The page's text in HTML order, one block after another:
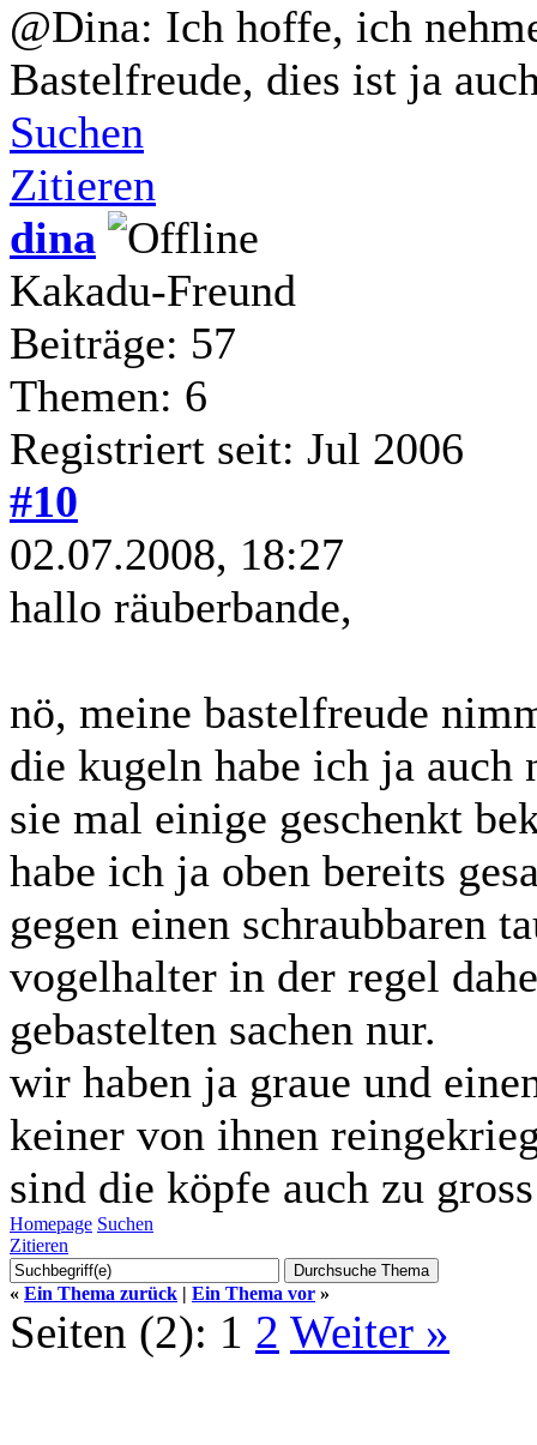
@Dina: Ich hoffe, ich
Bastelfreude, dies ist ja
Suchen
Zitieren
dina
Kakadu-Freund
Beiträge: 57
Themen: 6
Registriert seit: Jul 2006
#10
02.07.2008, 18:27
hallo räuberbande,
nö, meine bastelfreude
die kugeln habe ich ja auch
sie mal einige geschenkt
habe ich ja oben bereits
gegen einen schraubbaren
vogelhalter in der regel
gebastelten sachen nur.
wir haben ja graue und
keiner von ihnen
sind die köpfe auch zu gross
Homepage Suchen
Zitieren
« Ein Thema zurück | Ein Thema vor »
Seiten (2): 1 2 Weiter »